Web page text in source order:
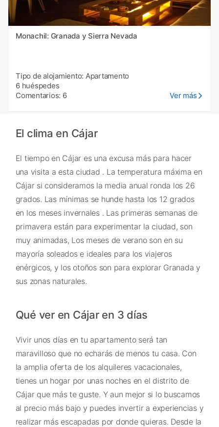
Monachil: Granada y Sierra Nevada
Tipo de alojamiento: Apartamento
6 huéspedes
Comentarios: 6
Ver más
El clima en Cájar
El tiempo en Cájar es una excusa más para hacer
una visita a esta ciudad . La temperatura máxima en
Cájar si consideramos la media anual ronda los 26
grados. Las mínimas se hunde hasta los 12 grados
en los meses invernales . Las primeras semanas de
primavera están para experimentar la ciudad, son
muy animadas, Los meses de verano son en su
mayoría soleados e ideales para los viajeros
enérgicos, y los otoños son para explorar Granada y
sus zonas naturales.
Qué ver en Cájar en 3 días
Vivir unos días en tu apartamento será tan
maravilloso que no echarás de menos tu casa. Con
la amplia oferta de los alquileres vacacionales,
tienes un hogar por unas noches en el distrito de
Cájar que más te guste. Y aun mejor si lo buscamos
al precio más bajo y puedes invertir a experiencias y
realizar más escapadas por donde quieras. Desde la